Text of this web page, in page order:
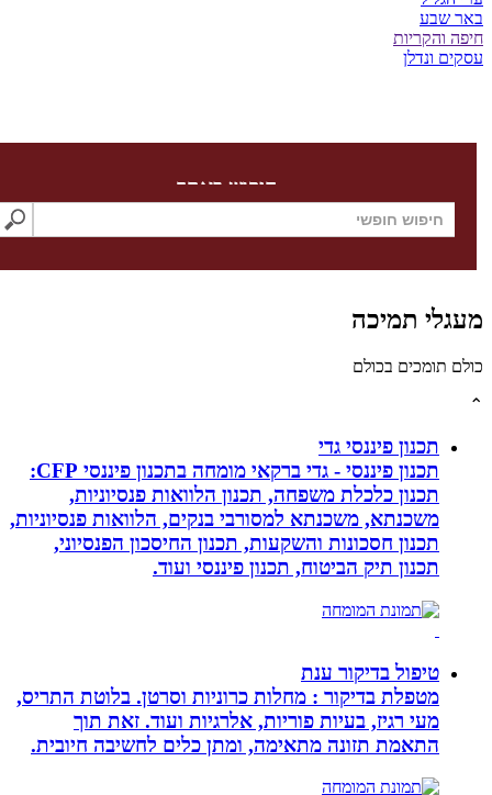
ונדלן
חיפוש באתר
תמיכה
בכולם
תכנון פיננסי גדי
תכנון פיננסי - גדי ברקאי מומחה בתכנון פיננסי CFP:
תכנון כלכלת משפחה, תכנון הלוואות פנסיוניות,
משכנתא, משכנתא למסורבי בנקים, הלוואות פנסיוניות,
תכנון חסכונות והשקעות, תכנון החיסכון הפנסיוני,
תכנון תיק הביטוח, תכנון פיננסי ועוד.
טיפול בדיקור ענת
מטפלת בדיקור : מחלות כרוניות וסרטן. בלוטת התריס,
מעי רגיז, בעיות פוריות, אלרגיות ועוד. זאת תוך
התאמת תזונה מתאימה, ומתן כלים לחשיבה חיובית.